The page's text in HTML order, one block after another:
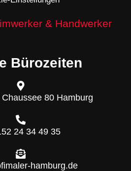
& Handwerker
Bürozeiten
80 Hamburg
24 34 49 35
hamburg.de